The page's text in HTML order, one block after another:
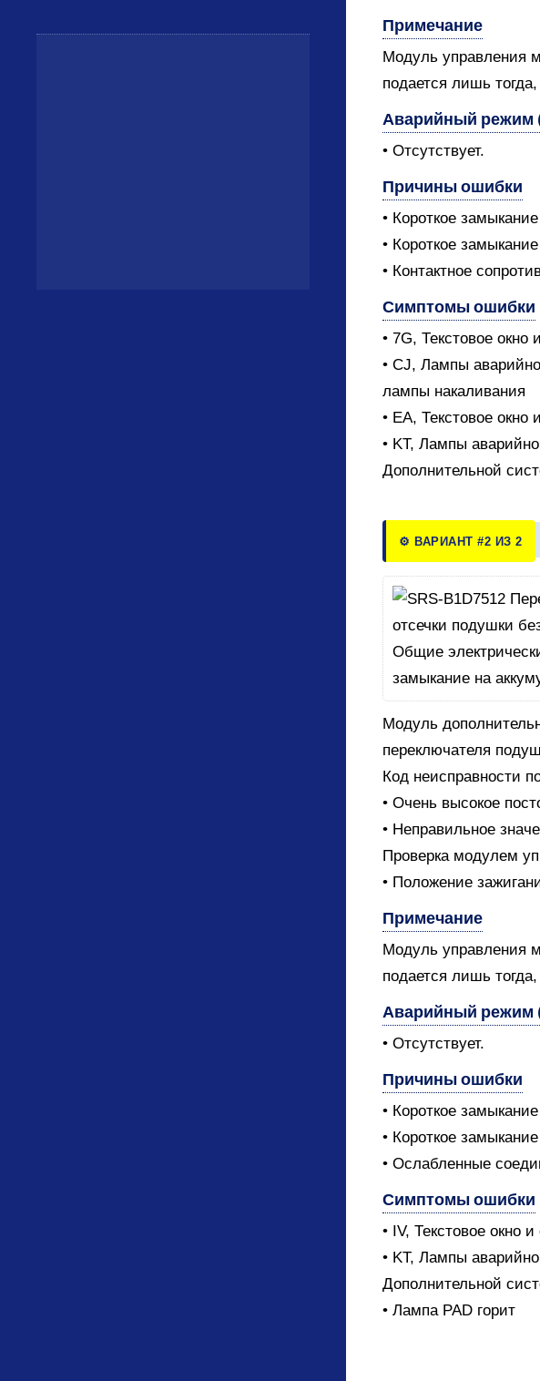
Примечание
Модуль управления
подается лишь
Аварийный режим
• Отсутствует.
Причины ошибки
• Короткое
• Короткое
• Контактное
Симптомы ошибки
• 7G, Текстовое
• CJ, Лампы
лампы накаливания
• EA, Текстовое
• KT, Лампы
Дополнительной
⚙️ ВАРИАНТ #2 ИЗ 2
Модуль
переключателя
Код неисправности
• Очень высокое
• Неправильное
Проверка модулем
• Положение
Примечание
Модуль управления
подается лишь
Аварийный режим
• Отсутствует.
Причины ошибки
• Короткое
• Короткое
• Ослабленные
Симптомы ошибки
• IV, Текстовое окно
• KT, Лампы
Дополнительной
• Лампа PAD горит